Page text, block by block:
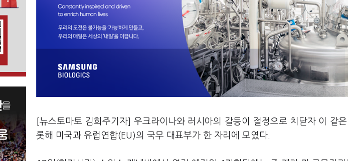
[뉴스토마토 김희주기자] 우크라이나와 러시아의 갈등이 절정으로 치닫자 이 같
롯해 미국과 유럽연합(EU)의 국무 대표부가 한 자리에 모였다.